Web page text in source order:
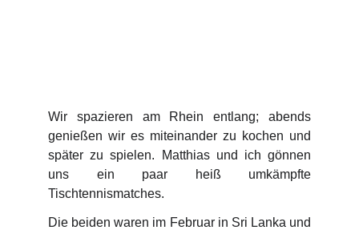
Wir spazieren am Rhein entlang; abends
genießen wir es miteinander zu kochen und
später zu spielen. Matthias und ich gönnen
uns ein paar heiß umkämpfte
Tischtennismatches.
Die beiden waren im Februar in Sri Lanka und